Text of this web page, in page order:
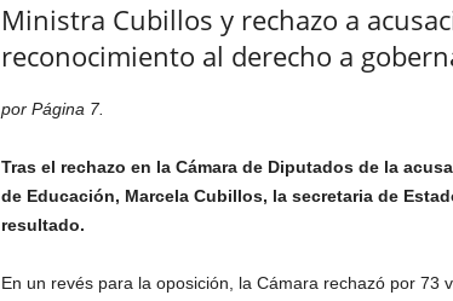
Ministra Cubillos y rechazo a
reconocimiento al derecho a
por Página 7.
Tras el rechazo en la Cámara de Diputados de la
de Educación, Marcela Cubillos, la secretaria de
resultado.
En un revés para la oposición, la Cámara rechazó por 73